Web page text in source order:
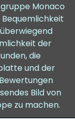
Monaco
der
die
und der
Bild von
zu machen.